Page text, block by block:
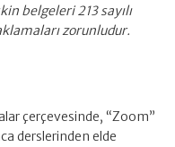
belgeleri 213 sayılı
zorunludur.
çerçevesinde, “Zoom”
derslerinden elde